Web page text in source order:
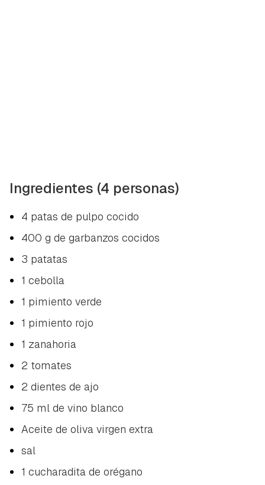
Ingredientes (4 personas)
4 patas de pulpo cocido
400 g de garbanzos cocidos
3 patatas
1 cebolla
1 pimiento verde
1 pimiento rojo
1 zanahoria
2 tomates
2 dientes de ajo
75 ml de vino blanco
Aceite de oliva virgen extra
sal
1 cucharadita de orégano